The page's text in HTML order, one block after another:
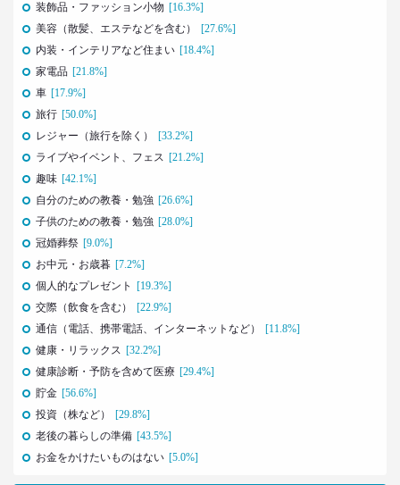
生活総研 上席研究員/コピーライター
前沢 裕文
2021.05.31
40代おじさんの意識を精神科医が分析 悲しい性を
–日経クロストレンド 連載⑨–
生活総研 上席研究員/コピーライター
前沢 裕文
2021.04.26
コロナで｢占いを信じる｣20代女性が増える理由―調
査とインタビューで判明した大きな変化
生活総研 上席研究員
荒井 自如
40代おじさんに黄信号 「男女平等感」が世の中と
ズレている!?
–日経クロストレンド 連載⑧–
生活総研 上席研究員/コピーライター
装飾品・ファッション小物 [16.3%]
美容（散髪、エステなどを含む）
[27.6%]
内装・インテリアなど住まい [18.4%]
家電品 [21.8%]
車 [17.9%]
旅行 [50.0%]
レジャー（旅行を除く）
[33.2%]
ライブやイベント、フェス [21.2%]
趣味 [42.1%]
自分のための教養・勉強 [26.6%]
子供のための教養・勉強 [28.0%]
冠婚葬祭 [9.0%]
お中元・お歳暮 [7.2%]
個人的なプレゼント
[19.3%]
交際（飲食を含む）
[22.9%]
通信（電話、携帯電話、インターネットなど）
[11.8%]
健康・リラックス [32.2%]
健康診断・予防を含めて医療 [29.4%]
貯金 [56.6%]
投資（株など）
[29.8%]
老後の暮らしの準備 [43.5%]
お金をかけたいものはない [5.0%]